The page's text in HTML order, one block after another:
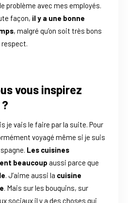
problème avec mes employés.
façon, il y a une bonne
, malgré qu’on soit très bons
vous inspirez
je vais le faire par la suite. Pour
voyagé même si je suis
Les cuisines
beaucoup aussi parce que
. J’aime aussi la cuisine
. Mais sur les bouquins, sur
sociaux il y a des choses qui